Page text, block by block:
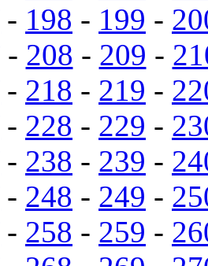
- 198 - 199 -
- 208 - 209 -
- 218 - 219 -
- 228 - 229 -
- 238 - 239 -
- 248 - 249 -
- 258 - 259 -